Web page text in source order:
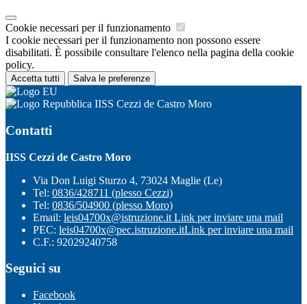
Cookie necessari per il funzionamento
I cookie necessari per il funzionamento non possono essere
disabilitati. È possibile consultare l'elenco nella pagina della cookie
policy.
Accetta tutti Salva le preferenze
IISS Cezzi de Castro Moro
Contatti
IISS Cezzi de Castro Moro
Via Don Luigi Sturzo 4, 73024 Maglie (Le)
Tel: 0836/428711 (plesso Cezzi)
Tel: 0836/504900 (plesso Moro)
Email: leis04700x@istruzione.it Link per inviare una mail
PEC: leis04700x@pec.istruzione.itLink per inviare una mail
C.F.: 92029240758
Seguici su
Facebook